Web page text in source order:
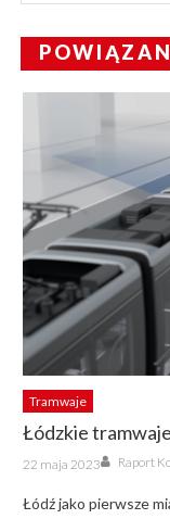
Tramwaje
Łódzkie
Posted
on
22 maja 2023 Author
Raport
Łódź jako pierwsze